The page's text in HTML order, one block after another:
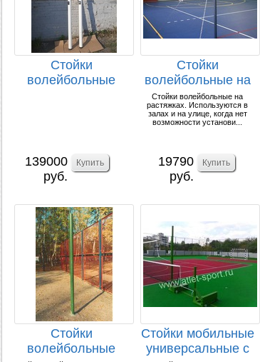
Стойки
волейбольные
139000
руб.
Стойки
волейбольные на
растяжках
(комплект).
Стойки волейбольные на
растяжках. Используются в
залах и на улице, когда нет
возможности установи...
19790
руб.
Стойки
волейбольные
Стойки мобильные
универсальные с